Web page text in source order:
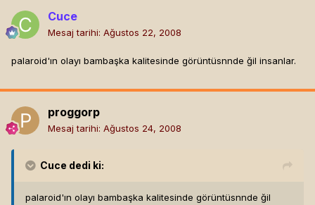
Cuce
Mesaj tarihi: Ağustos 22, 2008
palaroid'ın olayı bambaşka kalitesinde görüntüsnnde ğil insanlar.
proggorp
Mesaj tarihi: Ağustos 24, 2008
Cuce dedi ki:
palaroid'ın olayı bambaşka kalitesinde görüntüsnnde ğil